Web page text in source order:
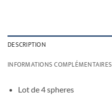
DESCRIPTION
INFORMATIONS COMPLÉMENTAIRES
Lot de 4 spheres